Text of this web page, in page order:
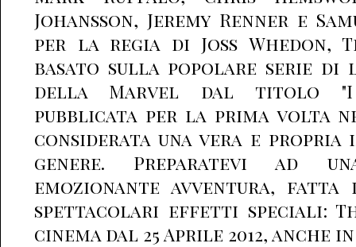
Johansson, Jeremy Renner e
per la regia di Joss Whedon,
basato sulla popolare serie
della Marvel dal titolo "I
pubblicata per la prima volta
considerata una vera e
genere. Preparatevi ad
emozionante avventura, fatta
spettacolari effetti speciali:
cinema dal 25 Aprile 2012, anche in